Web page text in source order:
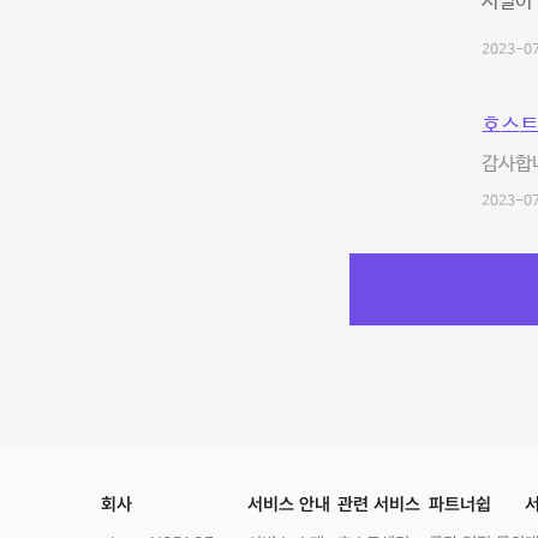
2023-
호스
감사
2023-
회사 서비스 안내 관련 서비스 파트너쉽